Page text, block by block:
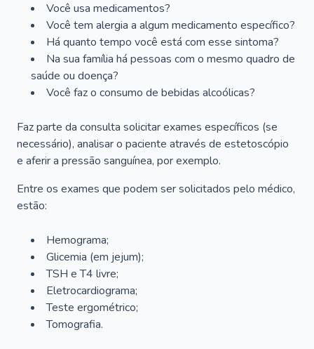
Você usa medicamentos?
Você tem alergia a algum medicamento específico?
Há quanto tempo você está com esse sintoma?
Na sua família há pessoas com o mesmo quadro de
saúde ou doença?
Você faz o consumo de bebidas alcoólicas?
Faz parte da consulta solicitar exames específicos (se
necessário), analisar o paciente através de estetoscópio
e aferir a pressão sanguínea, por exemplo.
Entre os exames que podem ser solicitados pelo médico,
estão:
Hemograma;
Glicemia (em jejum);
TSH e T4 livre;
Eletrocardiograma;
Teste ergométrico;
Tomografia.